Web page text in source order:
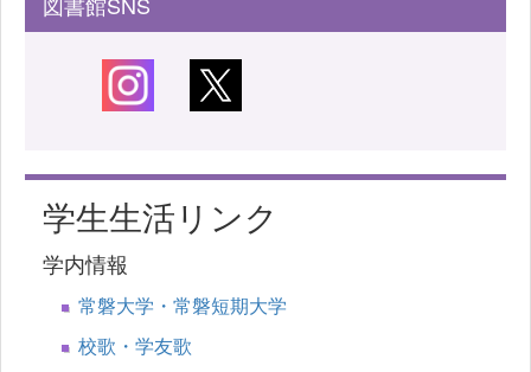
学生生活リンク
学内情報
常磐大学・常磐短期大学
校歌・学友歌